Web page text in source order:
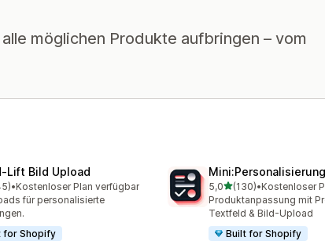
möglichen Produkte aufbringen – vom
Bild Upload
Sternen
insgesamt
•Kostenloser Plan verfügbar
für personalisierte
for Shopify
5,0von 5 Sternen
(130)
130 Rezensionen
•Kostenloser
Produktanpassung mit
Textfeld & Bild-Upload
Built for Shopify